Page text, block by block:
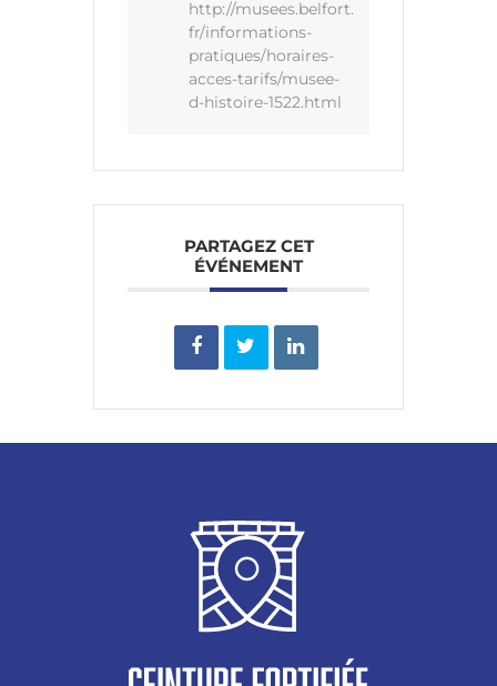
http://musees.belfort.
fr/informations-
pratiques/horaires-
acces-tarifs/musee-
d-histoire-1522.html
PARTAGEZ CET
ÉVÉNEMENT